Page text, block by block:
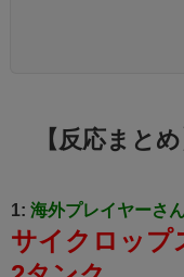
【反応まとめ
1: 海外プレイヤーさん
サイクロップ